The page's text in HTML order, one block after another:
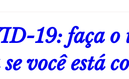
19: faça o
você está